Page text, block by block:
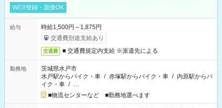
WEB登録・面接OK
給与
時給1,500円～1,875円
交通費別途支給あり
交通費 ■ 交通費規定内支給 ※派遣先による
勤務地
茨城県水戸市
水戸駅からバイク・車 / 赤塚駅からバイク・車 / 内原駅からバ
イク・車 / …
■物流センターなど ■勤務地選べます